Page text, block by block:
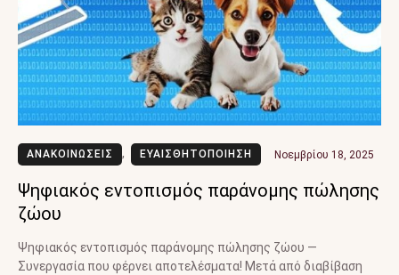
ΑΝΑΚΟΙΝΩΣΕΙΣ , ΕΥΑΙΣΘΗΤΟΠΟΙΗΣΗ Νοεμβρίου 18, 2025
Ψηφιακός εντοπισμός παράνομης πώλησης
ζώου
Ψηφιακός εντοπισμός παράνομης πώλησης ζώου —
Συνεργασία που φέρνει αποτελέσματα! Μετά από διαβίβαση